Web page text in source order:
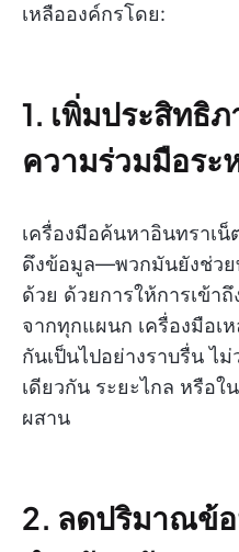
เหลือองค์กรโดย:
1. เพิ่มประสิทธิ
ความร่วมมือระ
เครื่องมือค้นหาอินทราเ
ดึงข้อมูล—พวกมันยังช่ว
ด้วย ด้วยการให้การเข้า
จากทุกแผนก เครื่องมือเ
กันเป็นไปอย่างราบรื่น ไ
เดียวกัน ระยะไกล หรือ
ผสาน
2. ลดปริมาณข้